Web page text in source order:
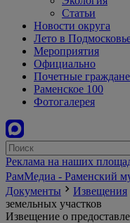
Статьи
Новости округа
Лето в
Мероприятия
Официально
Почетные граждане
Раменское 100
Фотогалерея
Реклама на наших
РамМедиа - Раменский
Документы
Извещения
земельных участков
Извещение о